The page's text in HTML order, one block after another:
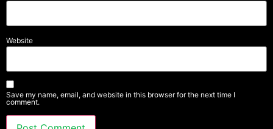
Website
Save my name, email, and website in this browser for the next time I
comment.